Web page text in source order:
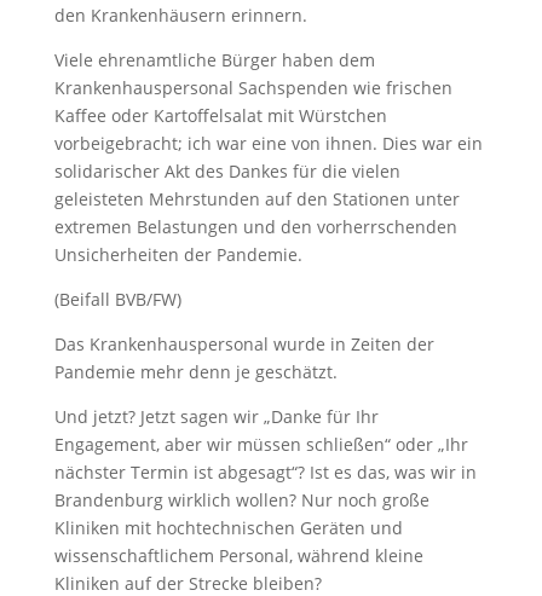
den Krankenhäusern erinnern.
Viele ehrenamtliche Bürger haben dem
Krankenhauspersonal Sachspenden wie frischen
Kaffee oder Kartoffelsalat mit Würstchen
vorbeigebracht; ich war eine von ihnen. Dies war ein
solidarischer Akt des Dankes für die vielen
geleisteten Mehrstunden auf den Stationen unter
extremen Belastungen und den vorherrschenden
Unsicherheiten der Pandemie.
(Beifall BVB/FW)
Das Krankenhauspersonal wurde in Zeiten der
Pandemie mehr denn je geschätzt.
Und jetzt? Jetzt sagen wir „Danke für Ihr
Engagement, aber wir müssen schließen“ oder „Ihr
nächster Termin ist abgesagt“? Ist es das, was wir in
Brandenburg wirklich wollen? Nur noch große
Kliniken mit hochtechnischen Geräten und
wissenschaftlichem Personal, während kleine
Kliniken auf der Strecke bleiben?